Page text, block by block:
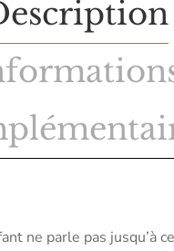
ne parle pas jusqu’à